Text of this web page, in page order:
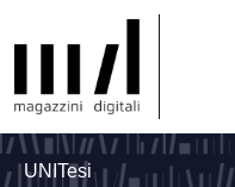
UNITesi